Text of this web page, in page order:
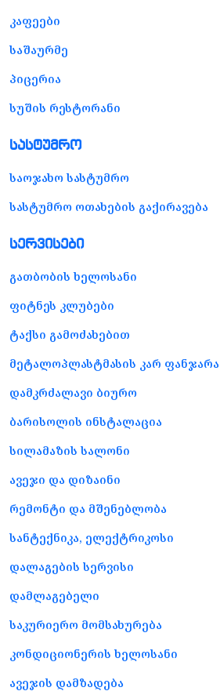
კაფეები
საშაურმე
პიცერია
სუშის რესტორანი
სასტუმრო
საოჯახო სასტუმრო
სასტუმრო ოთახების გაქირავება
სერვისები
გათბობის ხელოსანი
ფიტნეს კლუბები
ტაქსი გამოძახებით
მეტალოპლასტმასის კარ ფანჯარა
დამკრძალავი ბიურო
ბარისოლის ინსტალაცია
სილამაზის სალონი
ავეჯი და დიზაინი
რემონტი და მშენებლობა
სანტექნიკა, ელექტრიკოსი
დალაგების სერვისი
დამლაგებელი
საკურიერო მომსახურება
კონდიციონერის ხელოსანი
ავეჯის დამზადება